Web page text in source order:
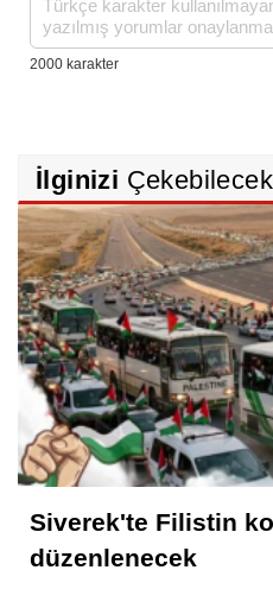
İlginizi
Siverek'te Filistin
düzenlenecek